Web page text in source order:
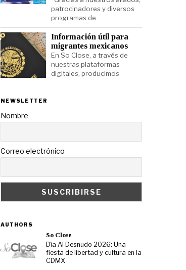
patrocinadores y diversos
programas de
Información útil para
migrantes mexicanos
En So Close, a través de
nuestras plataformas
digitales, producimos
NEWSLETTER
Nombre
Correo electrónico
AUTHORS
So Close
Día Al Desnudo 2026: Una
fiesta de libertad y cultura en la
CDMX